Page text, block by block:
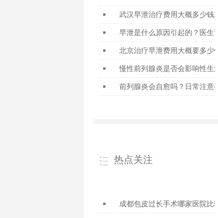
■ 武汉早泄治疗费用大概多少钱
■ 早泄是什么原因引起的？医生
■ 北京治疗早泄费用大概要多少钱
■ 慢性前列腺炎是否会影响性生活
■ 前列腺炎会自愈吗？日常注意
热点关注
■ 成都包皮过长手术哪家医院比